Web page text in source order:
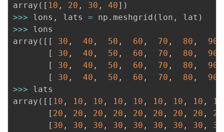
array ( [ 10 , 20 , 30 , 40] )
>>> lons , lats = np . meshgrid ( lon , lat )
>>> lons
array ( [ [ 30 , 40 , 50 , 60 , 70 , 80 , 90
[
30 , 40 , 50 , 60 , 70 , 80 , 90
[
30 , 40 , 50 , 60 , 70 , 80 , 90
[
30 , 40 , 50 , 60 , 70 , 80 , 90
>>> lats
array ( [ [ 10 , 10 , 10 , 10 , 10 , 10 , 10 , 10 , 10
[ 20 , 20 , 20 , 20 , 20 , 20 , 20 , 20 , 20
[ 30 , 30 , 30 , 30 , 30 , 30 , 30 , 30 , 30